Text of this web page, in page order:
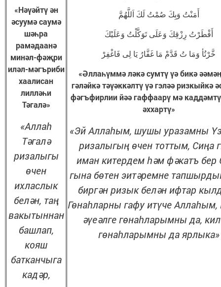
«Нәүәйтү ән
әсуумә саумә
шәһра
рамәдаанә
минәл-фәҗри
иләл-мәгъриби
хаалисан
лилләһи
Тәгалә»
«Аллаһ
Тәгалә
ризалыгы
өчен
ихласлык
белән, таң
вакытыннан
башлап,
кояш
батканчыга
кадәр,
أَمَنْتُ وَبِكَ صُمْتُ لَكَ اَللَّهُمَّ
أَفْطَرْتُ رِزْقِكَ وَعَلَى تَوَكَّلْتُ وَعَلَيْكَ
خَّرْتُأ وَمَا تُ قَدَّمْ مَا غَفَّارُ يَا لِى فَاغْفِرْ
«Әллаһүммә ләкә сумтү үә бикә
гәләйкә тәүәккәлтү үә гэләә ризкыйкә
фәгъфирлии йәә гаффаарү мә
әххартү»
«Эй Аллаһым, шушы уразамны
ризалыгың өчен тоттым, Сиңа
иман китердем һәм фәкатъ бер
гына бөтен эитәремне
биргән ризык белән ифтар
Гөнаһларны гафу итүче
әүеәлге гөнаһларымны да,
гөнаһларымны да ярлыка»